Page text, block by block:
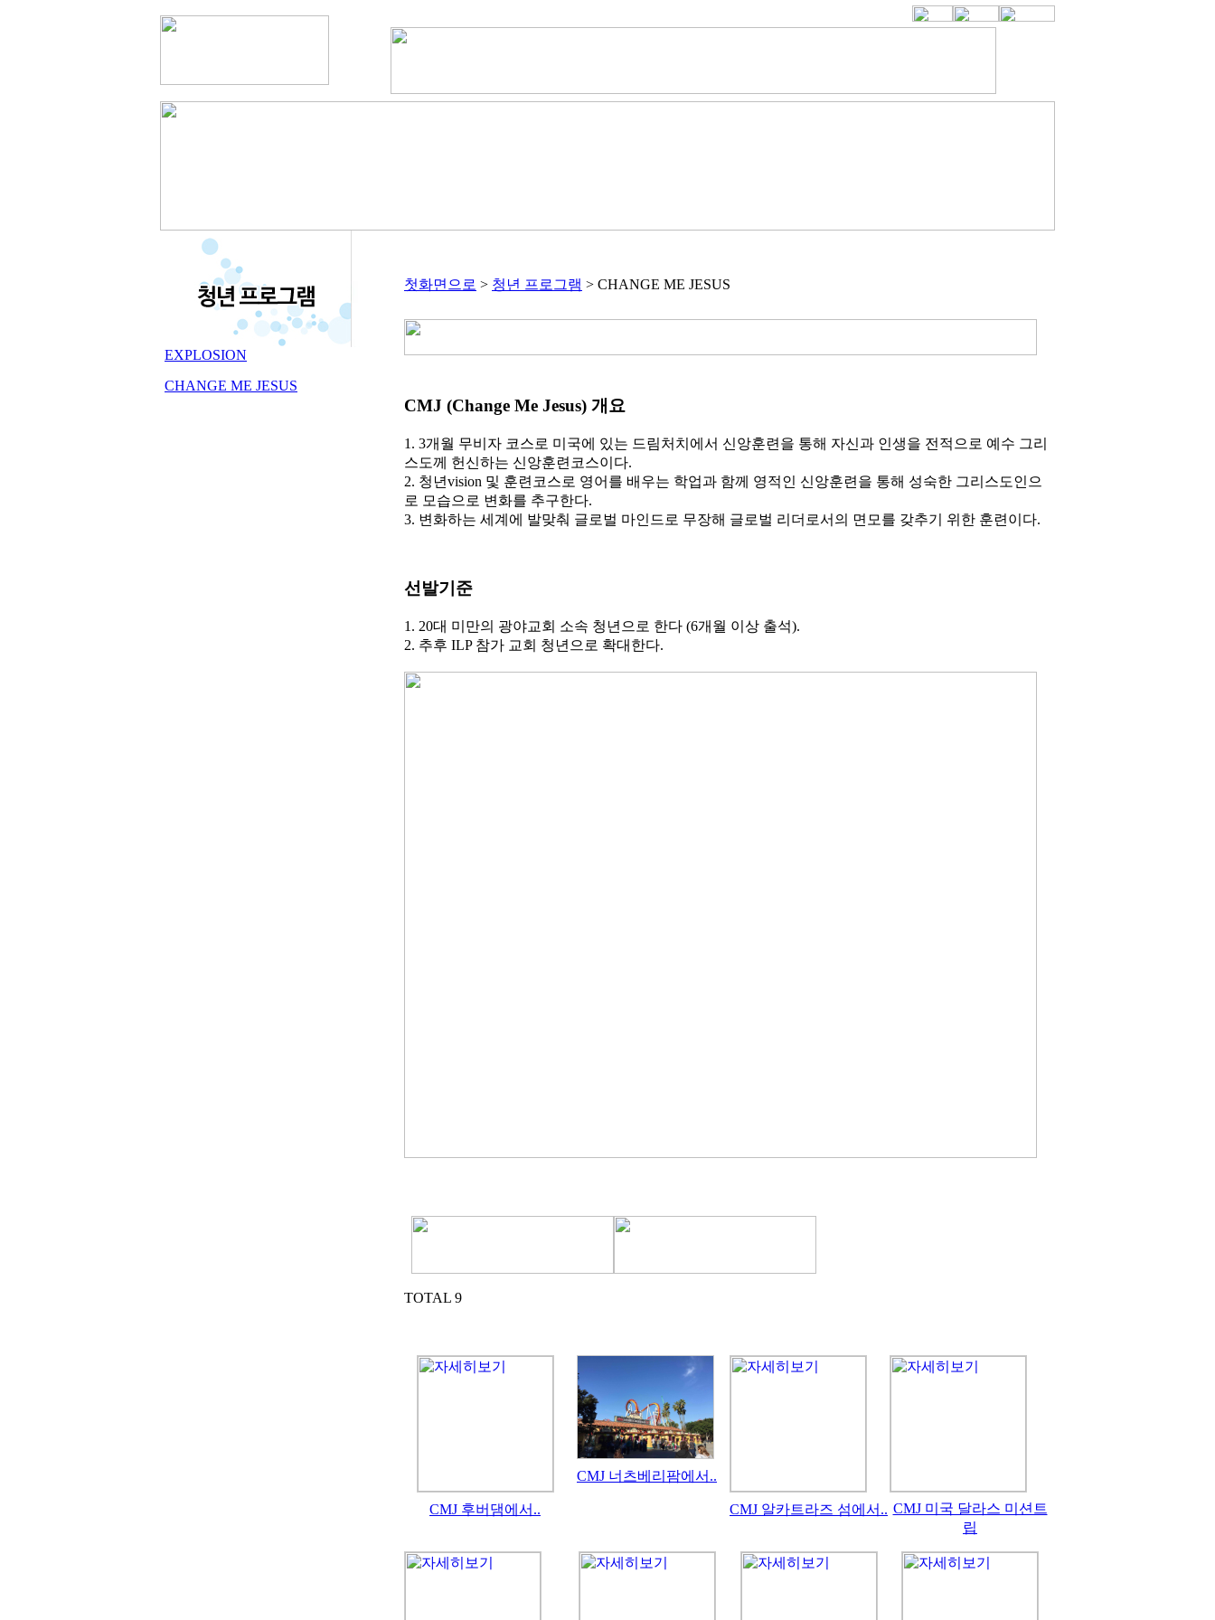
EXPLOSION
CHANGE ME JESUS
첫화면으로 > 청년 프로그램 > CHANGE ME JESUS
CMJ (Change Me Jesus) 개요
1. 3개월 무비자 코스로 미국에 있는 드림처치에서 신앙훈련을 통해 자신과 인생을 전적으로 예수 그리
스도께 헌신하는 신앙훈련코스이다.
2. 청년vision 및 훈련코스로 영어를 배우는 학업과 함께 영적인 신앙훈련을 통해 성숙한 그리스도인으
로 모습으로 변화를 추구한다.
3. 변화하는 세계에 발맞춰 글로벌 마인드로 무장해 글로벌 리더로서의 면모를 갖추기 위한 훈련이다.
선발기준
1. 20대 미만의 광야교회 소속 청년으로 한다 (6개월 이상 출석).
2. 추후 ILP 참가 교회 청년으로 확대한다.
TOTAL 9
CMJ 후버댐에서..
CMJ 너츠베리팜에서..
CMJ 알카트라즈 섬에서.. CMJ 미국 달라스 미션트
립